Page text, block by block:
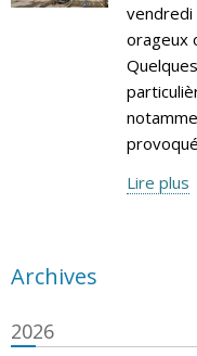
vendredi
orageux
Lire plus
Archives
2026